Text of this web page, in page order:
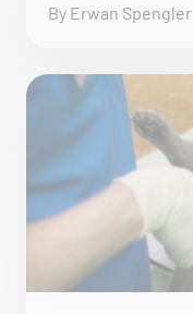
By Erwan Spengler